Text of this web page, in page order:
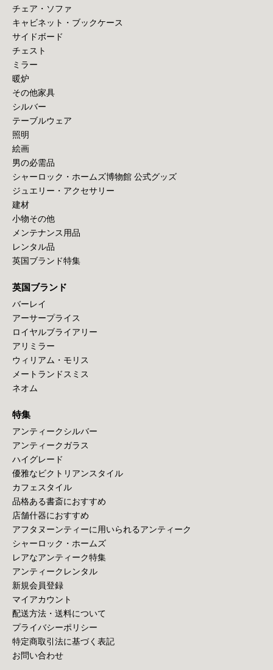
チェア・ソファ
キャビネット・ブックケース
サイドボード
チェスト
ミラー
暖炉
その他家具
シルバー
テーブルウェア
照明
絵画
男の必需品
シャーロック・ホームズ博物館 公式グッズ
ジュエリー・アクセサリー
建材
小物その他
メンテナンス用品
レンタル品
英国ブランド特集
英国ブランド
バーレイ
アーサープライス
ロイヤルブライアリー
アリミラー
ウィリアム・モリス
メートランドスミス
ネオム
特集
アンティークシルバー
アンティークガラス
ハイグレード
優雅なビクトリアンスタイル
カフェスタイル
品格ある書斎におすすめ
店舗什器におすすめ
アフタヌーンティーに用いられるアンティーク
シャーロック・ホームズ
レアなアンティーク特集
アンティークレンタル
新規会員登録
マイアカウント
配送方法・送料について
プライバシーポリシー
特定商取引法に基づく表記
お問い合わせ